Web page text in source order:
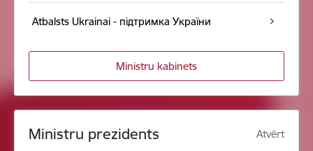
Atbalsts Ukrainai - підтримка України
Ministru kabinets
Ministru prezidents Atvērt